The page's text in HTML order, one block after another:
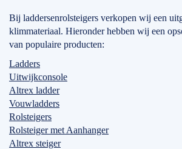
Bij laddersenrolsteigers verkopen wij een
klimmateriaal. Hieronder hebben wij een
van populaire producten:
Ladders
Uitwijkconsole
Altrex ladder
Vouwladders
Rolsteigers
Rolsteiger met Aanhanger
Altrex steiger